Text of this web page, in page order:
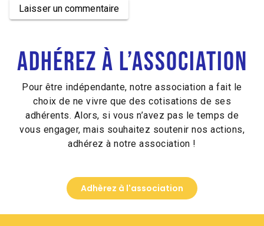
Laisser un commentaire
Adhérez à l’association
Pour être indépendante, notre association a fait le
choix de ne vivre que des cotisations de ses
adhérents. Alors, si vous n’avez pas le temps de
vous engager, mais souhaitez soutenir nos actions,
adhérez à notre association !
Adhèrez à l'association